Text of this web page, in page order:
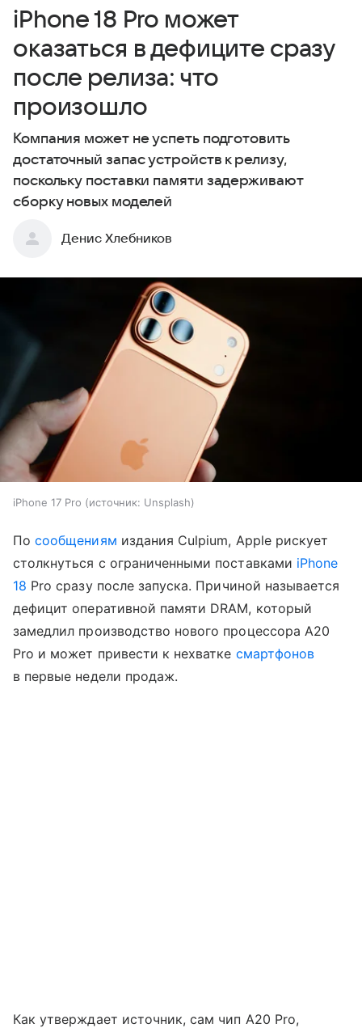
iPhone 18 Pro может
оказаться в дефиците сразу
после релиза: что
произошло
Компания может не успеть подготовить
достаточный запас устройств к релизу,
поскольку поставки памяти задерживают
сборку новых моделей
Денис Хлебников
iPhone 17 Pro источник: Unsplash
Посообщениям издания Culpium, Apple рискует
столкнуться с ограниченными поставками iPhone
18 Pro сразу после запуска. Причиной называется
дефицит оперативной памяти DRAM, который
замедлил производство нового процессора A20
Pro и может привести к нехватке смартфонов
в первые недели продаж.
Как утверждает источник, сам чип A20 Pro,